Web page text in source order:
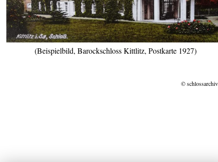
(Beispielbild, Barockschloss Kittlitz, Postkarte 1927)
©